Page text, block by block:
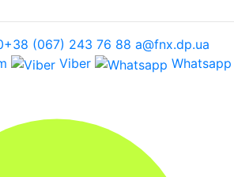
+38 (067) 243 76 88 a@fnx.dp.ua
Viber Whatsapp